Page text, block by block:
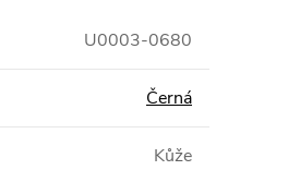
U0003-0680
Černá
Kůže